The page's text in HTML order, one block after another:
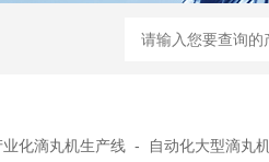
爆爆蛋生产线 全自动滴
业化滴丸机生产线 - 自动化大型滴丸